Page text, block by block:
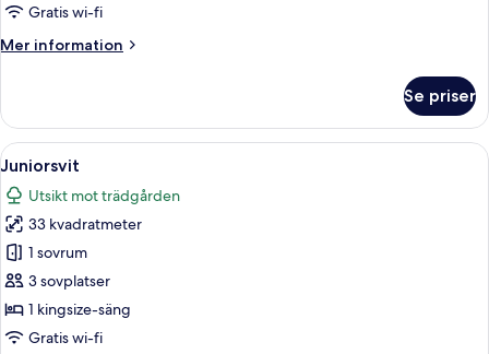
Gratis wi-fi
Mer information
Mer
rum
Se priser
Öppna
alla
foton
för
Juniorsvit
Ett modernt sovrum med en säng,
4
Juniorsvit
Utsikt mot trädgården
33 kvadratmeter
1 sovrum
3 sovplatser
1 kingsize-säng
Gratis wi-fi